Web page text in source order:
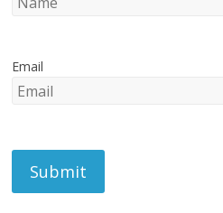
Email